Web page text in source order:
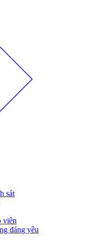
sát
viên
đáng yêu